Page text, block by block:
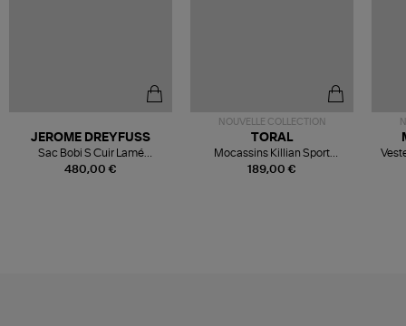
480,00 €
JEROME DREYFUSS
Sac Bobi S Cuir Lamé
Champagne
NOUVELLE COLLECTION
189,00 €
TORAL
Mocassins Killian Sport
Mousse